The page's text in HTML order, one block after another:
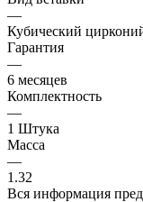
—
Кубический
Гарантия
—
6 месяцев
Комплектность
—
1 Штука
Масса
—
1.32
Вся информация